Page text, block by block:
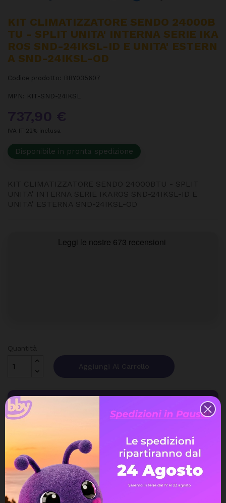
KIT CLIMATIZZATORE SENDO 24000B
TU - SPLIT UNITA' INTERNA SERIE IKA
ROS SND-24IKSL-ID E UNITA' ESTERN
A SND-24IKSL-OD
Codice prodotto: BBY035607
MPN: KIT-SND-24IKSL
IVA IT 22% inclusa
Disponibile in pronta spedizione
Aggiungi Al Carrello
Ampia scelta di pagamenti
Spedizione express veloce